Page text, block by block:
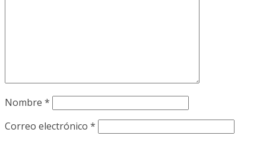
Nombre *
Correo electrónico *